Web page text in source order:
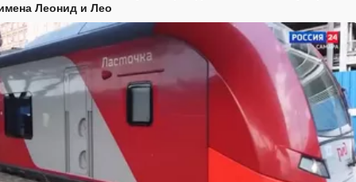
Леонид и Лео